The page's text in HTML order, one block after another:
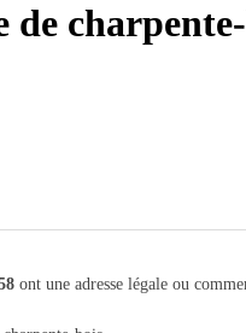
ont une adresse légale ou